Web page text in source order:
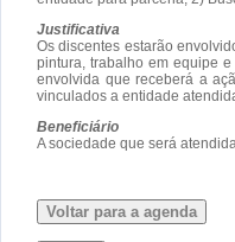
Justificativa
Os discentes estarão
pintura, trabalho em equipe
envolvida que receberá a
vinculados a entidade
Beneficiário
A sociedade que será
Voltar para a agenda